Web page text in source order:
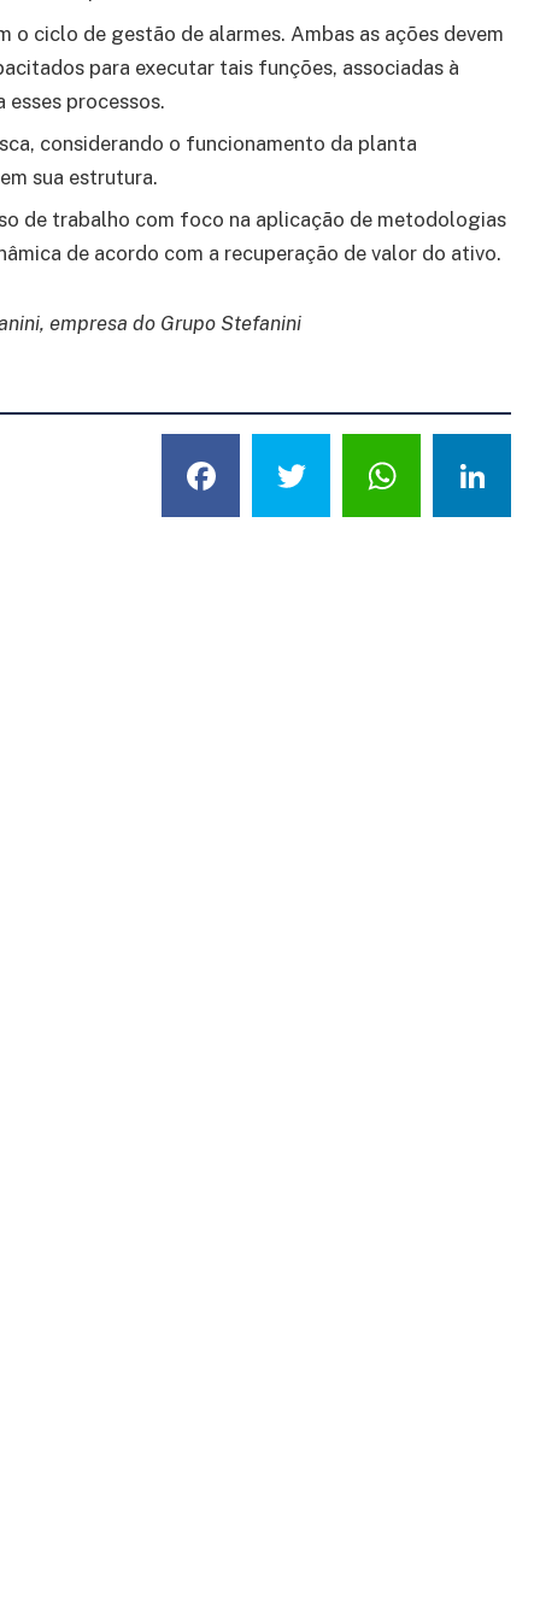
ciclo de gestão de alarmes. Ambas as ações devem
para executar tais funções, associadas à
processos.
considerando o funcionamento da planta
sua estrutura.
de trabalho com foco na aplicação de metodologias
de acordo com a recuperação de valor do ativo.
empresa do Grupo Stefanini
Facebook
Twitter